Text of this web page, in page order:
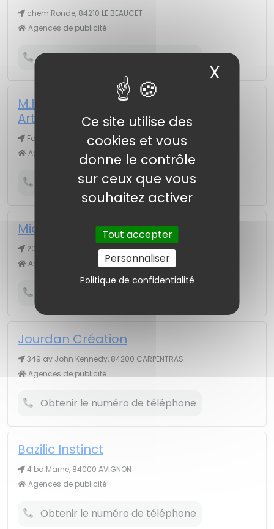
Ce site utilise des
cookies et vous
donne le contrôle
sur ceux que vous
souhaitez activer
Tout accepter
Personnaliser
Politique de confidentialité
X
chem Ronde, 84210 LE BEAUCET
Agences de publicité
Obtenir le numéro de téléphone
M.I.C.A (Madaule Infogra Création
Artistique)
Font De Sance quart Gayere, 84260 SARRIANS
Agences de publicité
Obtenir le numéro de téléphone
Michel Burton Communication
20 pl Horloge, 84000 AVIGNON
Agences de publicité
Jourdan Création
349 av John Kennedy, 84200 CARPENTRAS
Agences de publicité
Obtenir le numéro de téléphone
Bazilic Instinct
4 bd Marne, 84000 AVIGNON
Agences de publicité
Obtenir le numéro de téléphone